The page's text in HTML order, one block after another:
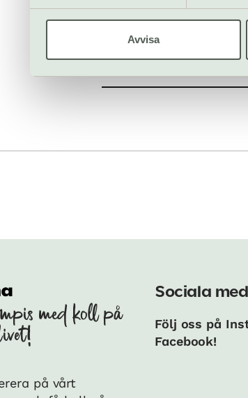
Avvisa
Ta mig till
med koll på
på vårt
Sociala
Följ oss på
Facebook!